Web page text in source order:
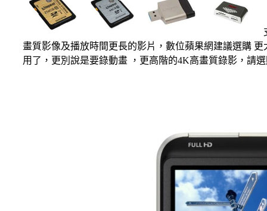
畫質影像及播放時間更長的影片，數位蘋果網建議選購
用了，更別說是要錄動畫 ，更高階的4K高畫質錄影，請